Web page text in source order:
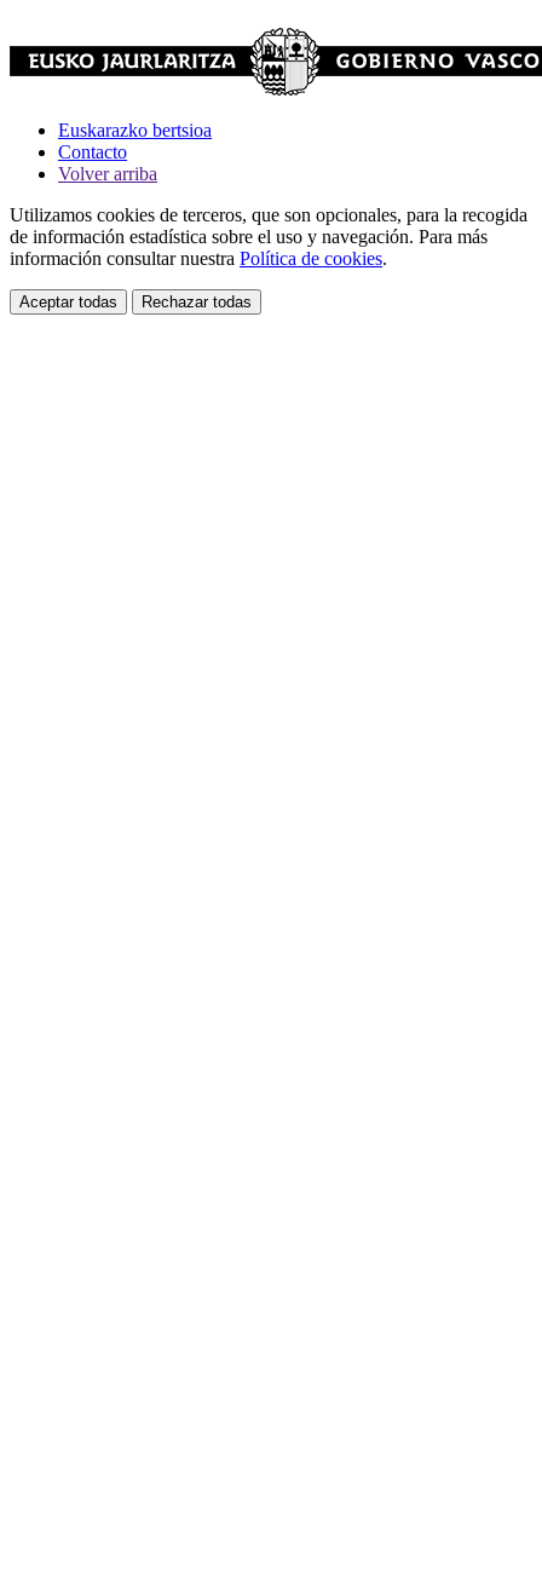
Euskarazko bertsioa
Contacto
Volver arriba
Utilizamos cookies de terceros, que son opcionales, para la recogida
de información estadística sobre el uso y navegación. Para más
información consultar nuestra Política de cookies.
Aceptar todas Rechazar todas